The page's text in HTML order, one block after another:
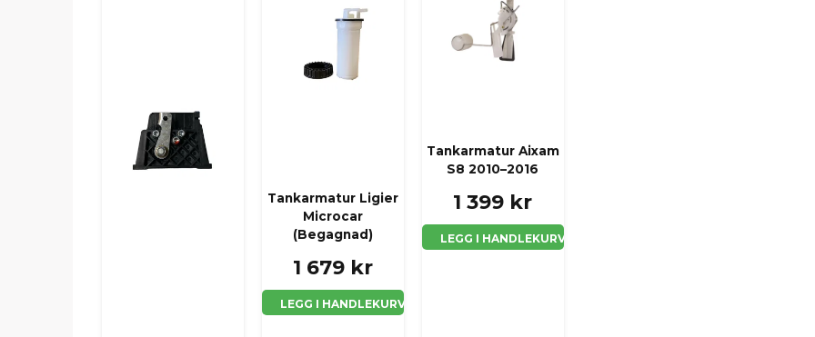
Tankarmatur Ligier
Microcar
(Begagnad)
1 679 kr
LEGG I HANDLEKURV
Tankarmatur Aixam
S8 2010–2016
1 399 kr
LEGG I HANDLEKURV